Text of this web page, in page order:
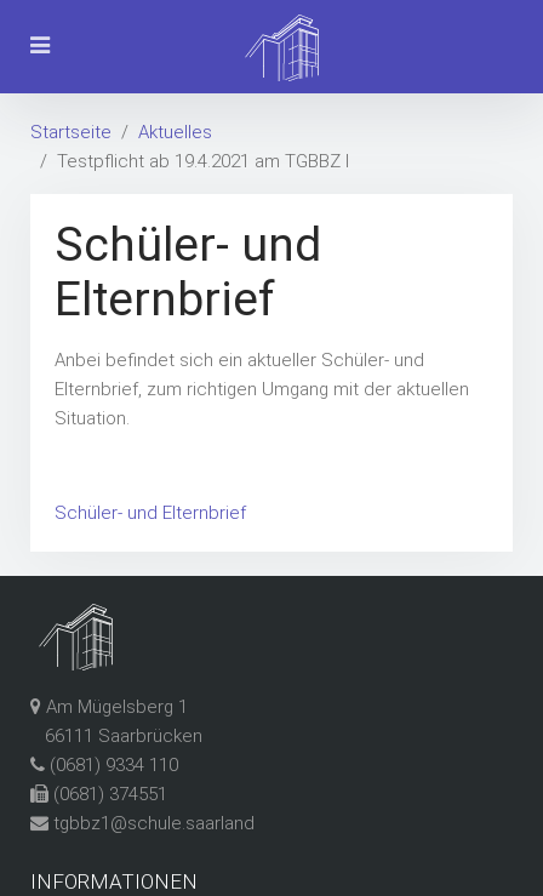
Startseite
Aktuelles
Testpflicht ab 19.4.2021 am TGBBZ I
Schüler- und
Elternbrief
Anbei befindet sich ein aktueller Schüler- und
Elternbrief, zum richtigen Umgang mit der aktuellen
Situation.
Schüler- und Elternbrief
Am Mügelsberg 1
66111 Saarbrücken
(0681) 9334 110
(0681) 374551
tgbbz1@schule.saarland
INFORMATIONEN